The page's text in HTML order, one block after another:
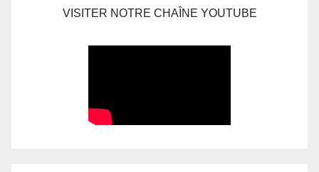
VISITER NOTRE CHAÎNE YOUTUBE